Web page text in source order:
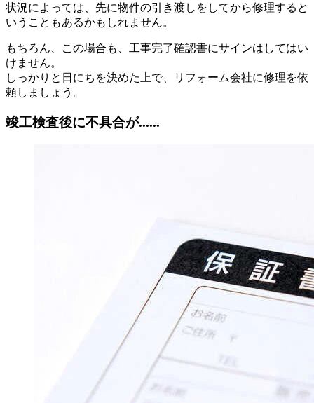
状況によっては、先に物件の引き渡しをしてから修理すると
いうこともあるかもしれません。
もちろん、この場合も、工事完了確認書にサインはしてはい
けません。
しっかりと日にちを決めた上で、リフォーム会社に修理を依
頼しましょう。
竣工検査後に不具合が......